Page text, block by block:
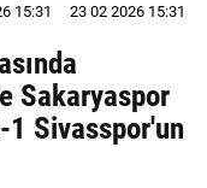
15:31
23 02 2026 15:31
Sakaryaspor
1 Sivasspor'un